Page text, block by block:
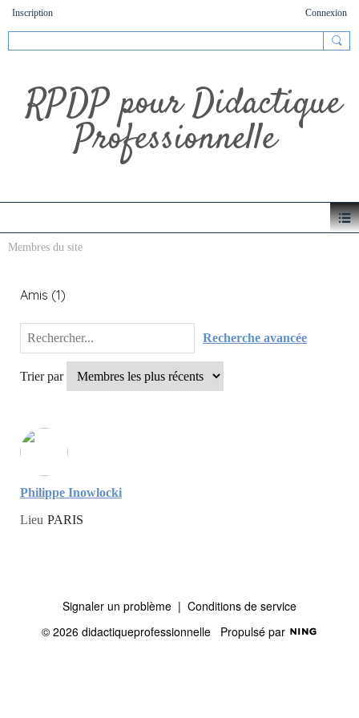
Inscription Connexion
RPDP pour Didactique
Professionnelle
Membres du site
Amis (1)
Trier par
Recherche avancée
Philippe Inowlocki
Lieu PARIS
Signaler un problème | Conditions de service
© 2026 didactiqueprofessionnelle Propulsé par